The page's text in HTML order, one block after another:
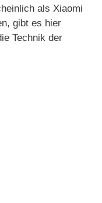
als Xiaomi
gibt es hier
Technik der